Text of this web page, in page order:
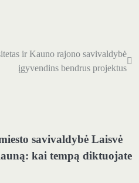
ir Kauno rajono savivaldybė
įgyvendins bendrus projektus
savivaldybė Laisvė
kai tempą diktuojate